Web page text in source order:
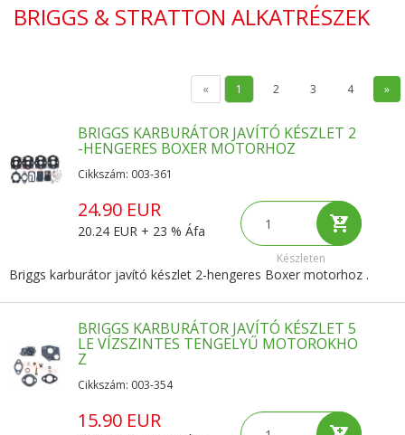
BRIGGS & STRATTON ALKATRÉSZEK
« 1 2 3 4 »
BRIGGS KARBURÁTOR JAVÍTÓ KÉSZLET 2
-HENGERES BOXER MOTORHOZ
Cikkszám: 003-361
24.90 EUR
20.24 EUR + 23 % Áfa
Készleten
Briggs karburátor javító készlet 2-hengeres Boxer motorhoz .
BRIGGS KARBURÁTOR JAVÍTÓ KÉSZLET 5
LE VÍZSZINTES TENGELYŰ MOTOROKHO
Z
Cikkszám: 003-354
15.90 EUR